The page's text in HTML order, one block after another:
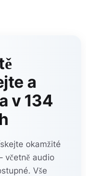
a
v 134
okamžité
včetně audio
Vše